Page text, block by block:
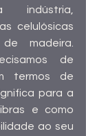
indústria,
celulósicas
madeira.
de
termos de
para a
e como
ao seu